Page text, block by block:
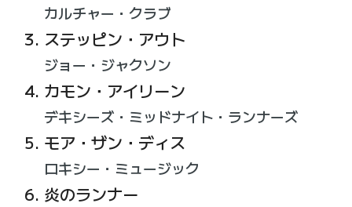
カルチャー・クラブ
ステッピン・アウト
ジョー・ジャクソン
カモン・アイリーン
デキシーズ・ミッドナイト・ランナーズ
モア・ザン・ディス
ロキシー・ミュージック
炎のランナー